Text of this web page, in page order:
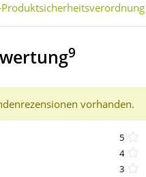
9
vorhanden.
5
4
3